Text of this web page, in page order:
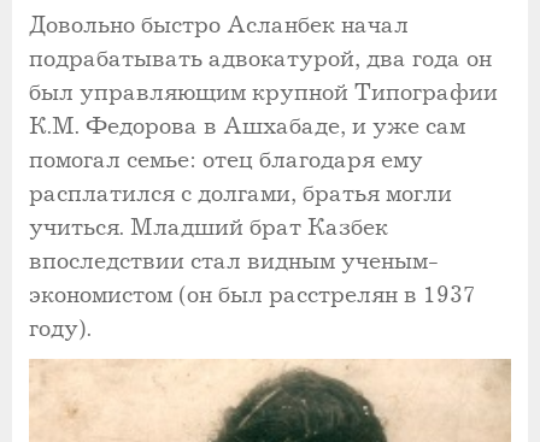
Довольно быстро Асланбек начал
подрабатывать адвокатурой, два года он
был управляющим крупной Типографии
К.М. Федорова в Ашхабаде, и уже сам
помогал семье: отец благодаря ему
расплатился с долгами, братья могли
учиться. Младший брат Казбек
впоследствии стал видным ученым-
экономистом (он был расстрелян в 1937
году).